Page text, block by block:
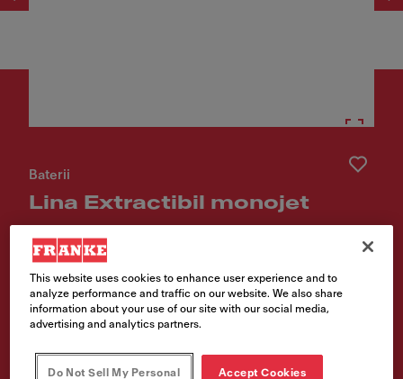
Baterii
Lina Extractibil monojet
Cod produs
115.0626.081
207,00 €
Prețul include TVA 21%
This website uses cookies to enhance user experience and to
analyze performance and traffic on our website. We also share
information about your use of our site with our social media,
advertising and analytics partners.
Do Not Sell My Personal
Accept Cookies